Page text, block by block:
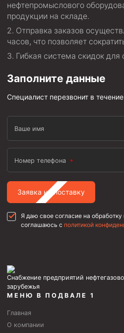
нефтепромыслового
продукции на складе.
Отправка заказов
часов, что позволяет
Гибкая система скидок для
Заполните данные
Специалист перезвонит в
Ваше имя
Номер телефона
Заявка на поставку
Я даю свое согласие на
соглашаюсь с политикой
Снабжение предприятий
зарубежья
МЕНЮ В ПОДВАЛЕ 1
Главная
О компании